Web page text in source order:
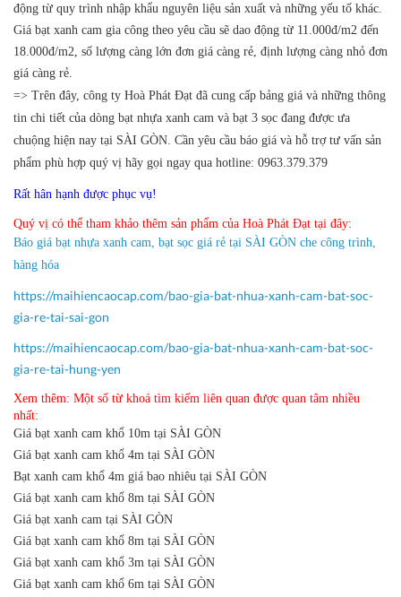
động từ quy trình nhập khẩu nguyên liệu sản xuất và những yếu tố khác.
Giá bạt xanh cam gia công theo yêu cầu sẽ dao động từ 11.000đ/m2 đến
18.000đ/m2, số lượng càng lớn đơn giá càng rẻ, định lượng càng nhỏ đơn
giá càng rẻ.
=> Trên đây, công ty Hoà Phát Đạt đã cung cấp bảng giá và những thông
tin chi tiết của dòng bạt nhựa xanh cam và bạt 3 sọc đang được ưa
chuộng hiện nay tại SÀI GÒN. Cần yêu cầu báo giá và hỗ trợ tư vấn sản
phẩm phù hợp quý vị hãy gọi ngay qua hotline: 0963.379.379
Rất hân hạnh được phục vụ!
Quý vị có thể tham khảo thêm sản phẩm của Hoà Phát Đạt tại đây:
Báo giá bạt nhựa xanh cam, bạt sọc giá rẻ tại SÀI GÒN che công trình,
hàng hóa
https://maihiencaocap.com/bao-gia-bat-nhua-xanh-cam-bat-soc-
gia-re-tai-sai-gon
https://maihiencaocap.com/bao-gia-bat-nhua-xanh-cam-bat-soc-
gia-re-tai-hung-yen
Xem thêm: Một số từ khoá tìm kiếm liên quan được quan tâm nhiều
nhất:
Giá bạt xanh cam khổ 10m tại SÀI GÒN
Giá bạt xanh cam khổ 4m tại SÀI GÒN
Bạt xanh cam khổ 4m giá bao nhiêu tại SÀI GÒN
Giá bạt xanh cam khổ 8m tại SÀI GÒN
Giá bạt xanh cam tại SÀI GÒN
Giá bạt xanh cam khổ 8m tại SÀI GÒN
Giá bạt xanh cam khổ 3m tại SÀI GÒN
Giá bạt xanh cam khổ 6m tại SÀI GÒN